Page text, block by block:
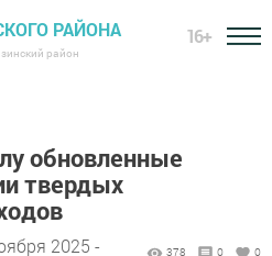
РАЙОНА
район
16+
обновленные
твердых
2025 -
378 0 0